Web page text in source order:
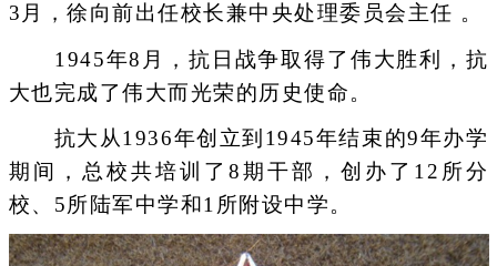
3月，徐向前出任校长兼中央处理委员会主任 。
1945年8月，抗日战争取得了伟大胜利，抗
大也完成了伟大而光荣的历史使命。
抗大从1936年创立到1945年结束的9年办学
期间，总校共培训了8期干部，创办了12所分
校、5所陆军中学和1所附设中学。